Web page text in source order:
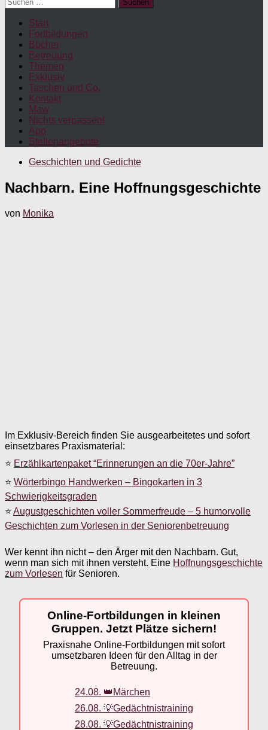
nach:
Start
Fortbildungen
Bücher
Betreuung
Themen
Exklusiv
Taschen und Co.
Kontakt
Maw
Nichts verpassen!
App
Stellenangebote
Geschichten und Gedichte
Nachbarn. Eine Hoffnungsgeschichte
von Monika
Im Exklusiv-Bereich finden Sie ausgearbeitetes und sofort
einsetzbares Praxismaterial:
⭐ Erzählkartenpaket “Erinnerungen an die 70er-Jahre”
⭐ Wörterbingo Handwerken – Bingokarten in 3
Schwierigkeitsgraden
⭐ Augustgeschichten voller Sommerfreude – 5 humorvolle
Geschichten zum Vorlesen in der Seniorenbetreuung
Wer kennt ihn nicht – den Ärger mit den Nachbarn. Gut,
wenn man sich mit ihnen versteht. Eine Hoffnungsgeschichte
zum Vorlesen für Senioren.
Online-Fortbildungen in kleinen
Gruppen. Jetzt Plätze sichern!
Praxisnahe Online-Fortbildungen mit sofort
umsetzbaren Ideen für den Alltag in der
Betreuung.
24.08. 👑Märchen
26.08. 💡Gedächtnistraining
28.08. 💡Gedächtnistraining